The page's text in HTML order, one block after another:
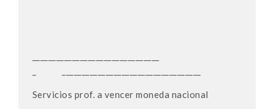
Servicios prof. a vencer moneda nacional